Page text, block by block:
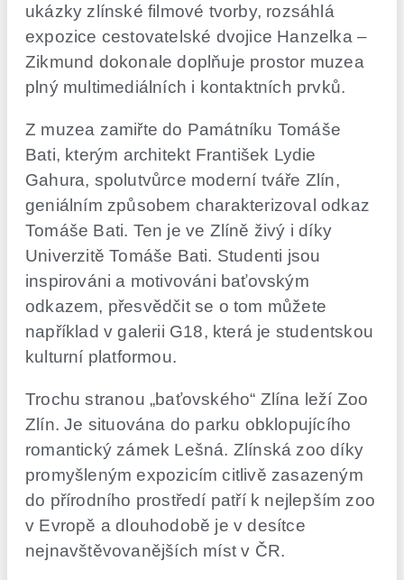
ukázky zlínské filmové tvorby, rozsáhlá
expozice cestovatelské dvojice Hanzelka –
Zikmund dokonale doplňuje prostor muzea
plný multimediálních i kontaktních prvků.
Z muzea zamiřte do Památníku Tomáše
Bati, kterým architekt František Lydie
Gahura, spolutvůrce moderní tváře Zlín,
geniálním způsobem charakterizoval odkaz
Tomáše Bati. Ten je ve Zlíně živý i díky
Univerzitě Tomáše Bati. Studenti jsou
inspirováni a motivováni baťovským
odkazem, přesvědčit se o tom můžete
například v galerii G18, která je studentskou
kulturní platformou.
Trochu stranou „baťovského“ Zlína leží Zoo
Zlín. Je situována do parku obklopujícího
romantický zámek Lešná. Zlínská zoo díky
promyšleným expozicím citlivě zasazeným
do přírodního prostředí patří k nejlepším zoo
v Evropě a dlouhodobě je v desítce
nejnavštěvovanějších míst v ČR.